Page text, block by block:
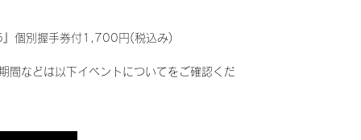
』個別握手券付1,700円(税込み)
間などは以下イベントについてをご確認くだ